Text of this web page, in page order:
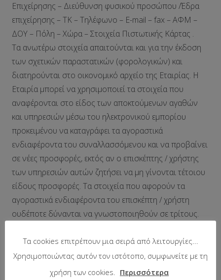
Επιχείρησης – Διεύθυνση φυσικού προσώπου /Έδρα
επιχείρησης – ΤΚ – Τηλέφωνο – E-mail – fax – ΑΦΜ –
ΔΟΥ – Πόλη – Χώρα – Στοιχεία Πιστωτικής Κάρτας .
Τα ανωτέρω στοιχεία απαιτούνται και για την έκδοση
των σχετικών παραστατικών (φορολογικών) και
διατηρούνται στο οικονομικό αρχείο της Εταιρίας. Η
Εταιρία μπορεί να χρησιμοποιεί τα στοιχεία που
αναφέρονται στο είδος των αποκτούμενων αγαθών
και υπηρεσιών μέσω του ηλεκτρονικού εμπορίου
προκειμένου να καταγράφει τα αγοραστικά
ενδιαφέροντα του συναλλασσόμενου και να προβαίνει
σε νέες προσφορές, εκτός αν ο επισκέπτης / χρήστης
των υπηρεσιών αυτών ζητήσει να μη γίνονται τέτοιου
είδους προσφορές. Τα στοιχεία που αφορούν τα
αγοραστικά ενδιαφέροντα του επισκέπτη / χρήστη
ουδέποτε δύνανται να γνωστοποιηθούν σε τρίτους.
Συνδρομητικές υπηρεσίες
Για την εγγραφή του επισκέπτη / χρήστη ως
συνδρομητή σε ορισμένες από τις υπηρεσίες της
Εταιρίας ζητούνται τα εξής στοιχεία : Ονοματεπώνυμο/
Τα cookies επιτρέπουν μια σειρά από λειτουργίες...
Χρησιμοποιώντας αυτόν τον ιστότοπο, συμφωνείτε με τη
χρήση των cookies.
Περισσότερα